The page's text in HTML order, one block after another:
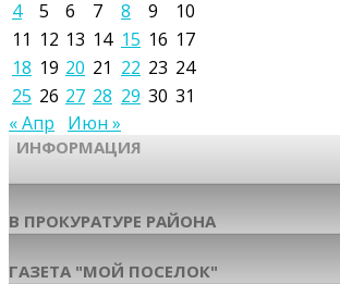
4
5 6 7 8 9
10
11 12 13 14 15 16 17
18 19 20 21 22 23 24
25 26 27 28 29 30 31
« Апр
Июн »
ИНФОРМАЦИЯ
В ПРОКУРАТУРЕ РАЙОНА
ГАЗЕТА "МОЙ ПОСЕЛОК"